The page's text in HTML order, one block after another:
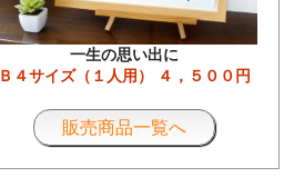
一生の思い出に
Ｂ４サイズ（１人用） ４，５００円
販売商品一覧へ